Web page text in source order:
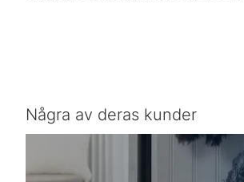
Några av deras kunder